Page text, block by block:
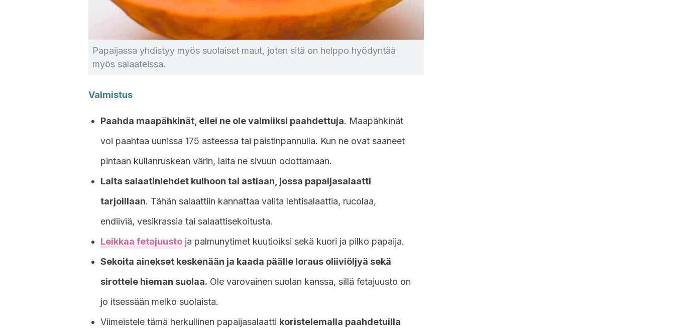
Papaijassa yhdistyy myös suolaiset maut, joten sitä on helppo hyödyntää
myös salaateissa.
Valmistus
Paahda maapähkinät, ellei ne ole valmiiksi paahdettuja. Maapähkinät
voi paahtaa uunissa 175 asteessa tai paistinpannulla. Kun ne ovat saaneet
pintaan kullanruskean värin, laita ne sivuun odottamaan.
Laita salaatinlehdet kulhoon tai astiaan, jossa papaijasalaatti
tarjoillaan. Tähän salaattiin kannattaa valita lehtisalaattia, rucolaa,
endiiviä, vesikrassia tai salaattisekoitusta.
Leikkaa fetajuusto ja palmunytimet kuutioiksi sekä kuori ja pilko papaija.
Sekoita ainekset keskenään ja kaada päälle loraus oliiviöljyä sekä
sirottele hieman suolaa. Ole varovainen suolan kanssa, sillä fetajuusto on
jo itsessään melko suolaista.
Viimeistele tämä herkullinen papaijasalaatti koristelemalla paahdetuilla